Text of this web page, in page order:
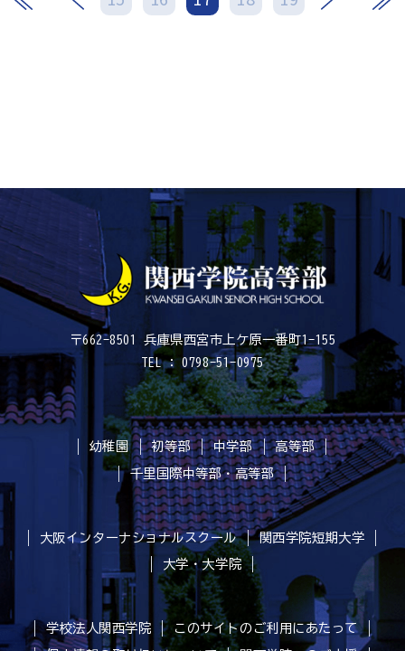
〒662-8501 兵庫県西宮市上ケ原一番町1-155
TEL : 0798-51-0975
幼稚園 初等部 中学部
高等部
千里国際中等部・高等部
大阪インターナショナルスクール
関西学院短期大学
大学・大学院
学校法人関西学院
このサイトのご利用にあたって